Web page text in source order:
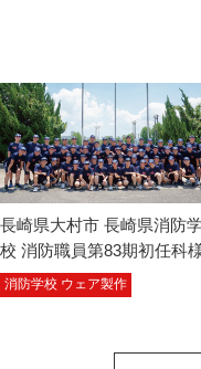
長崎県大村市 長崎県消防
校 消防職員第83期初任科
消防学校 ウェア製作